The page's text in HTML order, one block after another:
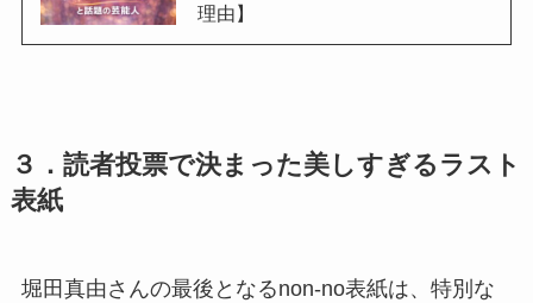
理由】
３．読者投票で決まった美しすぎるラスト
表紙
堀田真由さんの最後となるnon-no表紙は、特別な